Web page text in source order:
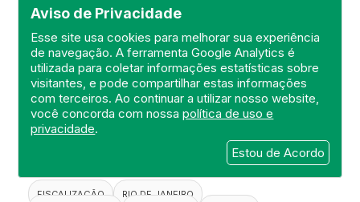
Aviso de Privacidade
Esse site usa cookies para melhorar sua experiência
de navegação. A ferramenta Google Analytics é
utilizada para coletar informações estatísticas sobre
visitantes, e pode compartilhar estas informações
com terceiros. Ao continuar a utilizar nosso website,
você concorda com nossapolítica de uso e
privacidade.
Estou de Acordo
Visita de Fiscalização no Hospital
Estadual Carlos Chagas
DEFIS
FISCALIZAÇÃO RIO DE JANEIRO